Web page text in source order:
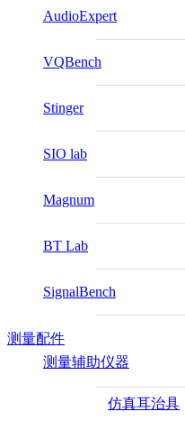
AudioExpert
VQBench
Stinger
SIO lab
Magnum
BT Lab
SignalBench
测量配件
测量辅助仪器
仿真耳治具